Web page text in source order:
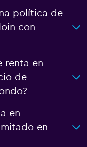
política de
con
renta en
de
en
en